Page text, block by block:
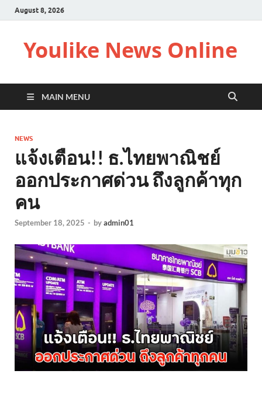
August 8, 2026
Youlike News Online
MAIN MENU
NEWS
แจ้งเตือน!! ธ.ไทยพาณิชย์
ออกประกาศด่วน ถึงลูกค้าทุก
คน
September 18, 2025 - byadmin01